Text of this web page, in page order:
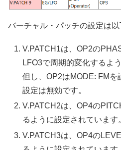
バーチャル・パッチの設定は以
V.PATCH1は、OP2の
LFO3で周期的変化するよ
但し、OP2はMODE: FM
設定は無効です。
V.PATCH2は、OP4の
るように設定されています
V.PATCH3は、OP4の